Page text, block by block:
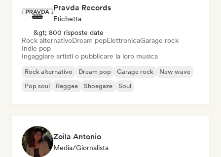
Pravda Records
Etichetta
&gt; 800 risposte date
Rock alternativoDream popElettronicaGarage rock
Indie pop
Ingaggiare artisti o pubblicare la loro musica
Rock alternativo Dream pop Garage rock
New wave
Pop soul
Reggae Shoegaze Soul
Zoila Antonio
Media/Giornalista